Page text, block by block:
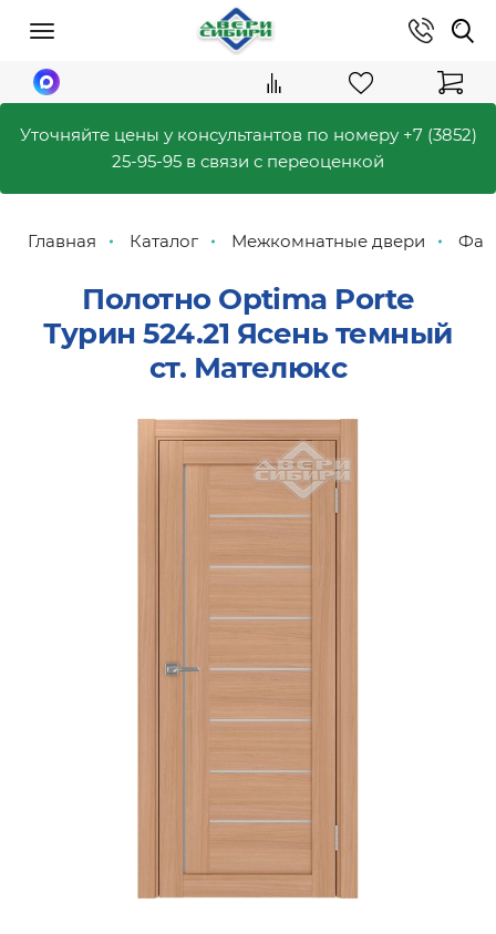
Уточняйте цены у консультантов по номеру +7 (3852)
25-95-95 в связи с переоценкой
Главная Каталог Межкомнатные двери
Полотно Optima Porte
Турин 524.21 Ясень темный
ст. Мателюкс